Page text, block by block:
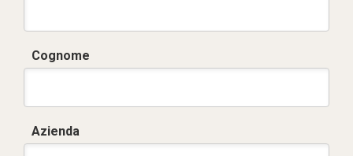
Cognome
Azienda